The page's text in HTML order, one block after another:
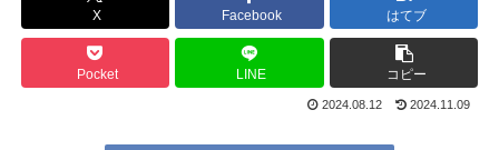
X Facebook はてブ
Pocket LINE コピー
2024.08.12 2024.11.09